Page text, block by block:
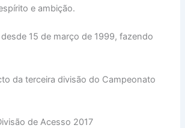
e ambição.
15 de março de 1999, fazendo
da terceira divisão do Campeonato
de Acesso 2017